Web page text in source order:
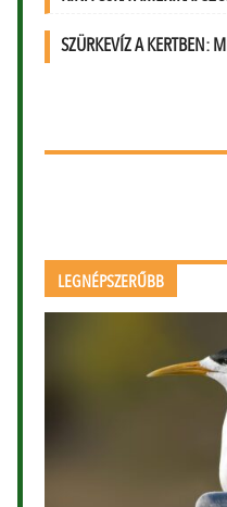
SZÜRKEVÍZ A KERTBEN:
LEGNÉPSZERŰBB